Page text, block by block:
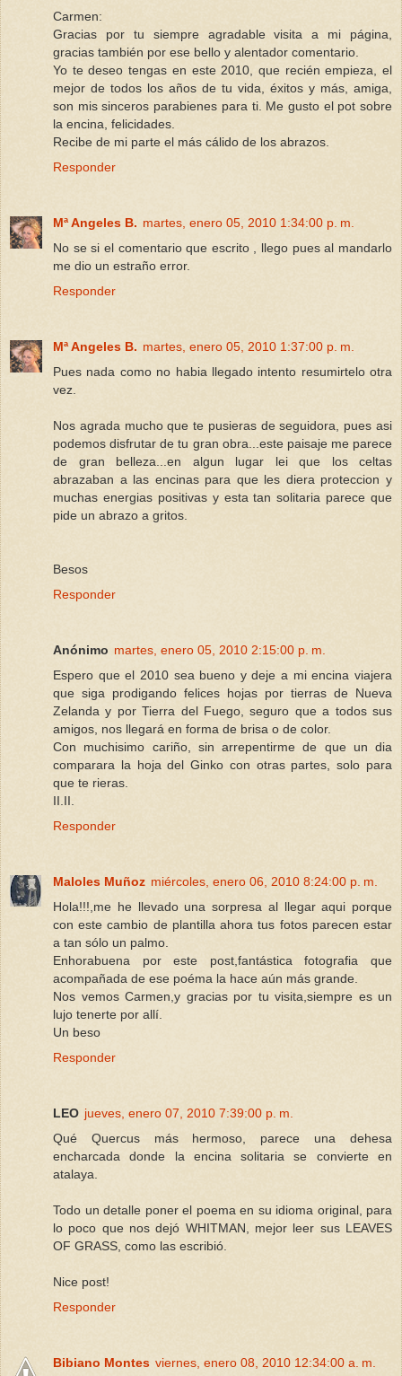
Carmen:
Gracias por tu siempre agradable visita a mi página,
gracias también por ese bello y alentador comentario.
Yo te deseo tengas en este 2010, que recién empieza, el
mejor de todos los años de tu vida, éxitos y más, amiga,
son mis sinceros parabienes para ti. Me gusto el pot sobre
la encina, felicidades.
Recibe de mi parte el más cálido de los abrazos.
Responder
Mª Angeles B. martes, enero 05, 2010 1:34:00 p. m.
No se si el comentario que escrito , llego pues al mandarlo
me dio un estraño error.
Responder
Mª Angeles B. martes, enero 05, 2010 1:37:00 p. m.
Pues nada como no habia llegado intento resumirtelo otra
vez.
Nos agrada mucho que te pusieras de seguidora, pues asi
podemos disfrutar de tu gran obra...este paisaje me parece
de gran belleza...en algun lugar lei que los celtas
abrazaban a las encinas para que les diera proteccion y
muchas energias positivas y esta tan solitaria parece que
pide un abrazo a gritos.
Besos
Responder
Anónimo martes, enero 05, 2010 2:15:00 p. m.
Espero que el 2010 sea bueno y deje a mi encina viajera
que siga prodigando felices hojas por tierras de Nueva
Zelanda y por Tierra del Fuego, seguro que a todos sus
amigos, nos llegará en forma de brisa o de color.
Con muchisimo cariño, sin arrepentirme de que un dia
comparara la hoja del Ginko con otras partes, solo para
que te rieras.
II.II.
Responder
Maloles Muñoz miércoles, enero 06, 2010 8:24:00 p. m.
Hola!!!,me he llevado una sorpresa al llegar aqui porque
con este cambio de plantilla ahora tus fotos parecen estar
a tan sólo un palmo.
Enhorabuena por este post,fantástica fotografia que
acompañada de ese poéma la hace aún más grande.
Nos vemos Carmen,y gracias por tu visita,siempre es un
lujo tenerte por allí.
Un beso
Responder
LEO jueves, enero 07, 2010 7:39:00 p. m.
Qué Quercus más hermoso, parece una dehesa
encharcada donde la encina solitaria se convierte en
atalaya.
Todo un detalle poner el poema en su idioma original, para
lo poco que nos dejó WHITMAN, mejor leer sus LEAVES
OF GRASS, como las escribió.
Nice post!
Responder
Bibiano Montes viernes, enero 08, 2010 12:34:00 a. m.